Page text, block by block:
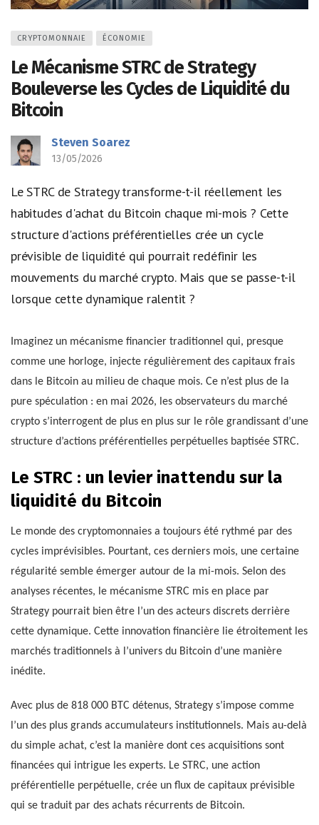
CRYPTOMONNAIE ÉCONOMIE
Le Mécanisme STRC de Strategy
Bouleverse les Cycles de Liquidité du
Bitcoin
Steven Soarez
13/05/2026
Le STRC de Strategy transforme-t-il réellement les
habitudes d'achat du Bitcoin chaque mi-mois ? Cette
structure d'actions préférentielles crée un cycle
prévisible de liquidité qui pourrait redéfinir les
mouvements du marché crypto. Mais que se passe-t-il
lorsque cette dynamique ralentit ?
Imaginez un mécanisme financier traditionnel qui, presque
comme une horloge, injecte régulièrement des capitaux frais
dans le Bitcoin au milieu de chaque mois. Ce n’est plus de la
pure spéculation : en mai 2026, les observateurs du marché
crypto s’interrogent de plus en plus sur le rôle grandissant d’une
structure d’actions préférentielles perpétuelles baptisée STRC.
Le STRC : un levier inattendu sur la
liquidité du Bitcoin
Le monde des cryptomonnaies a toujours été rythmé par des
cycles imprévisibles. Pourtant, ces derniers mois, une certaine
régularité semble émerger autour de la mi-mois. Selon des
analyses récentes, le mécanisme STRC mis en place par
Strategy pourrait bien être l’un des acteurs discrets derrière
cette dynamique. Cette innovation financière lie étroitement les
marchés traditionnels à l’univers du Bitcoin d’une manière
inédite.
Avec plus de 818 000 BTC détenus, Strategy s’impose comme
l’un des plus grands accumulateurs institutionnels. Mais au-delà
du simple achat, c’est la manière dont ces acquisitions sont
financées qui intrigue les experts. Le STRC, une action
préférentielle perpétuelle, crée un flux de capitaux prévisible
qui se traduit par des achats récurrents de Bitcoin.